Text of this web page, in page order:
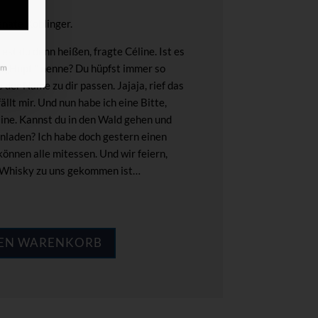
Koblinger.
du denn heißen, fragte Céline. Ist es
„Hupfi“ nenne? Du hüpfst immer so
Name zu dir passen. Jajaja, rief das
mir. Und nun habe ich eine Bitte,
Kannst du in den Wald gehen und
Ich habe doch gestern einen
alle mitessen. Und wir feiern,
zu uns gekommen ist…
WARENKORB